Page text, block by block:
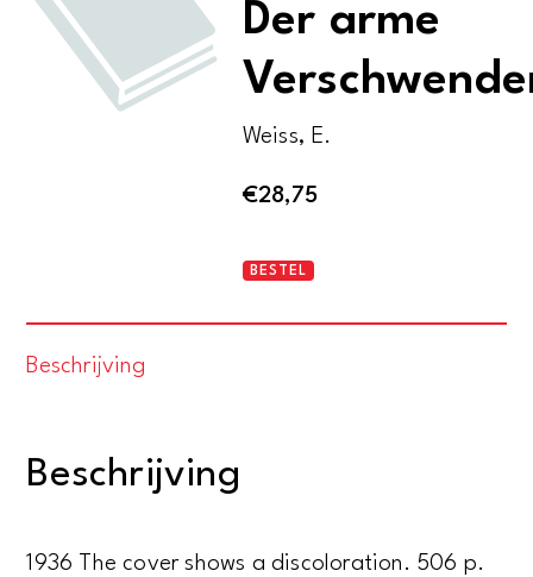
Der arme
Weiss, E.
€28,75
Der
BESTEL
Beschrijving
Beschrijving
1936 The cover shows a discoloration. 506 p.